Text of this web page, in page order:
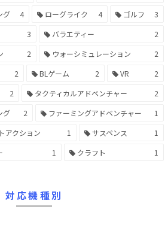
グ
4 ローグライク 4 ゴルフ
3
3 バラエティー
2
2 ウォーシミュレーション
2
2 BLゲーム 2 VR
2
2 タクティカルアドベンチャー
2
グ
2 ファーミングアドベンチャー
1
アクション 1 サスペンス
1
1 クラフト 1
対応機種別